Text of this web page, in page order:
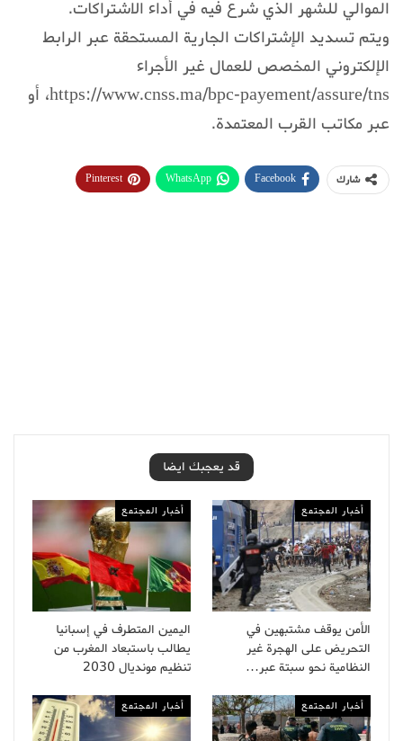
الموالي للشهر الذي شرع فيه في أداء الاشتراكات.
ويتم تسديد الإشتراكات الجارية المستحقة عبر الرابط
الإلكتروني المخصص للعمال غير الأجراء
https://www.cnss.ma/bpc-payement/assure/tns، أو
عبر مكاتب القرب المعتمدة.
شارك Facebook
WhatsApp
Pinterest
قد يعجبك ايضا
أخبار المجتمع
الأمن يوقف مشتبهين في
التحريض على الهجرة غير
النظامية نحو سبتة عبر…
أخبار المجتمع
اليمين المتطرف في إسبانيا
يطالب باستبعاد المغرب من
تنظيم مونديال 2030
أخبار المجتمع أخبار المجتمع